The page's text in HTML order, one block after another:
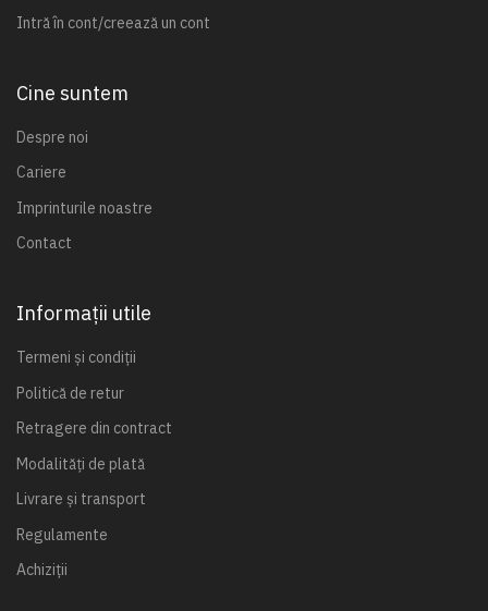
Intră în cont/creează un cont
Cine suntem
Despre noi
Cariere
Imprinturile noastre
Contact
Informații utile
Termeni și condiții
Politică de retur
Retragere din contract
Modalități de plată
Livrare și transport
Regulamente
Achiziții